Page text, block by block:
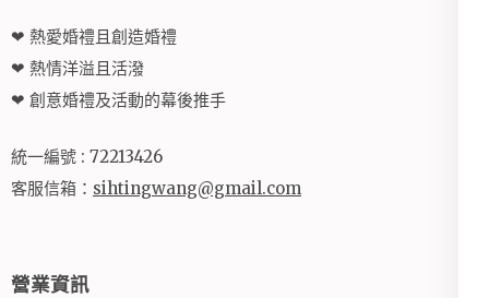
❤ 熱愛婚禮且創造婚禮
❤ 熱情洋溢且活潑
❤ 創意婚禮及活動的幕後推手
統一編號 : 72213426
客服信箱： sihtingwang@gmail.com
營業資訊